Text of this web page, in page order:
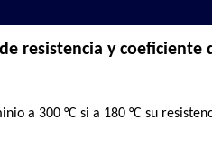
resistencia y coeficiente
a 300 °C si a 180 °C su